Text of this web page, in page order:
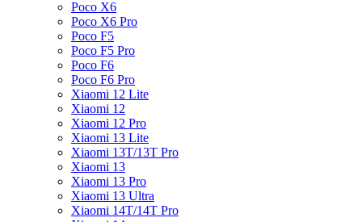
Poco X6
Poco X6 Pro
Poco F5
Poco F5 Pro
Poco F6
Poco F6 Pro
Xiaomi 12 Lite
Xiaomi 12
Xiaomi 12 Pro
Xiaomi 13 Lite
Xiaomi 13T/13T Pro
Xiaomi 13
Xiaomi 13 Pro
Xiaomi 13 Ultra
Xiaomi 14T/14T Pro